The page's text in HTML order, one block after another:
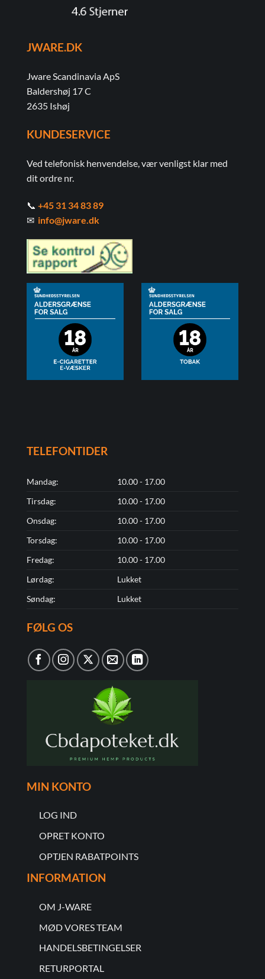
JWARE.DK
Jware Scandinavia ApS
Baldershøj 17 C
2635 Ishøj
KUNDESERVICE
Ved telefonisk henvendelse, vær venligst klar med
dit ordre nr.
📞 +45 31 34 83 89
✉ info@jware.dk
TELEFONTIDER
Mandag:
10.00 - 17.00
Tirsdag:
10.00 - 17.00
Onsdag:
10.00 - 17.00
Torsdag:
10.00 - 17.00
Fredag:
10.00 - 17.00
Lørdag:
Lukket
Søndag:
Lukket
FØLG OS
MIN KONTO
LOG IND
OPRET KONTO
OPTJEN RABATPOINTS
INFORMATION
OM J-WARE
MØD VORES TEAM
HANDELSBETINGELSER
RETURPORTAL